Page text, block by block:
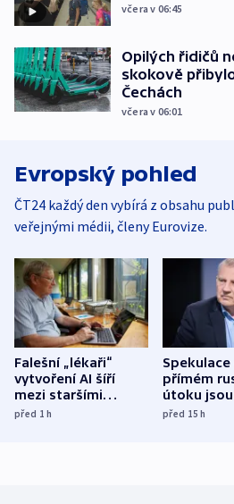
včera v 06:45
Opilých řidičů
skokově
Čechách
včera v 06:01
Evropský pohled
ČT24 každý den vybírá z obsahu
veřejnými médii, členy Eurovize.
Falešní „lékaři“
vytvoření AI šíří
mezi staršími
Poláky nebezpečné
před 1h
Spekulace
přímém
útoku
míní
před 15h